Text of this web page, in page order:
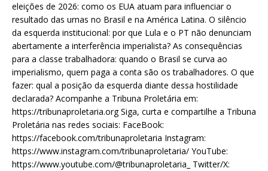
eleições de 2026: como os EUA atuam para influenciar o
resultado das urnas no Brasil e na América Latina. O silêncio
da esquerda institucional: por que Lula e o PT não denunciam
abertamente a interferência imperialista? As consequências
para a classe trabalhadora: quando o Brasil se curva ao
imperialismo, quem paga a conta são os trabalhadores. O que
fazer: qual a posição da esquerda diante dessa hostilidade
declarada? Acompanhe a Tribuna Proletária em:
https://tribunaproletaria.org Siga, curta e compartilhe a Tribuna
Proletária nas redes sociais: FaceBook:
https://facebook.com/tribunaproletaria Instagram:
https://www.instagram.com/tribunaproletaria/ YouTube:
https://www.youtube.com/@tribunaproletaria_ Twitter/X: